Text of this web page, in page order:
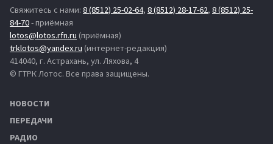
Свяжитесь с нами: 8 (8512) 25-02-64, 8 (8512) 28-17-62, 8 (8512) 25-
84-70- приёмная
lotos@lotos.rfn.ru (приёмная)
trklotos@yandex.ru (интернет-редакция)
414040, г. Астрахань, ул. Ляхова, 4
© ГТРК Лотос. Все права защищены.
НОВОСТИ
ПЕРЕДАЧИ
РАДИО